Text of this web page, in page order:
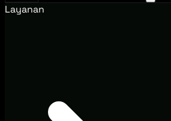
Layanan